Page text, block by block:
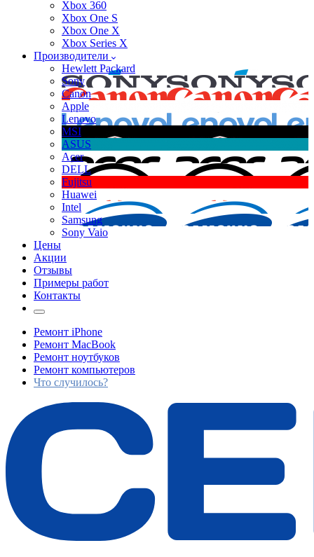
Xbox 360
Xbox One S
Xbox One X
Xbox Series X
Производители
Hewlett Packard
Sony
Canon
Apple
Lenovo
MSI
ASUS
Acer
DELL
Fujitsu
Huawei
Intel
Samsung
Sony Vaio
Цены
Акции
Отзывы
Примеры работ
Контакты
Ремонт iPhone
Ремонт MacBook
Ремонт ноутбуков
Ремонт компьютеров
Что случилось?